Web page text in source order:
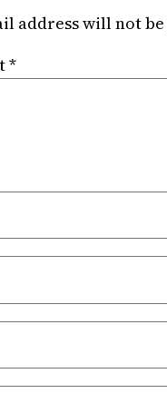
address will not
*